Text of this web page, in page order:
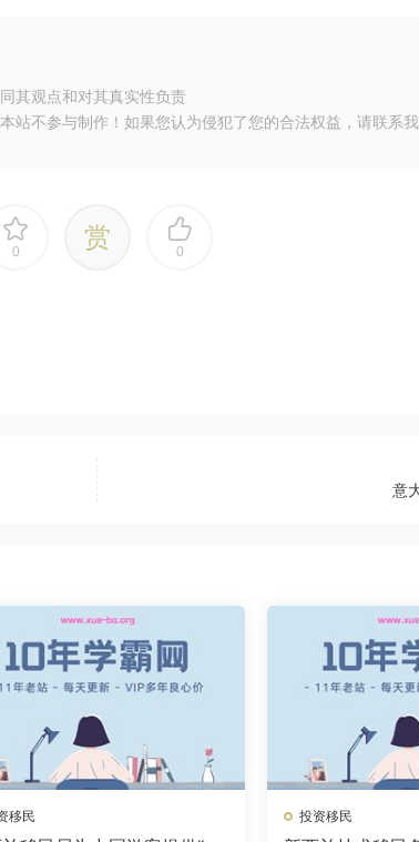
其观点和对其真实性负责
站不参与制作！如果您认为侵犯了您的合法权益，请联系
0 赏 0
意
移民 投资移民